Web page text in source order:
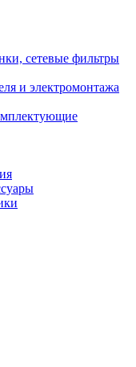
сетевые фильтры
и электромонтажа